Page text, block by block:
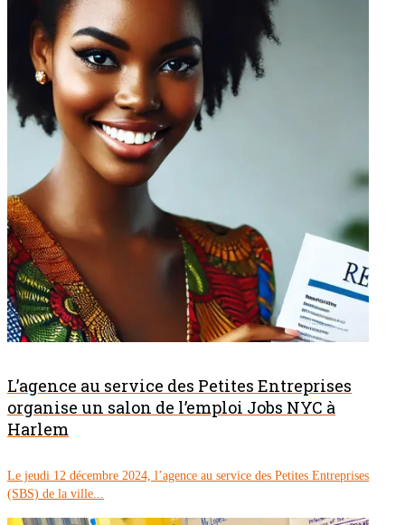
L’agence au service des Petites Entreprises
organise un salon de l’emploi Jobs NYC à
Harlem
Le jeudi 12 décembre 2024, l’agence au service des Petites Entreprises
(SBS) de la ville...